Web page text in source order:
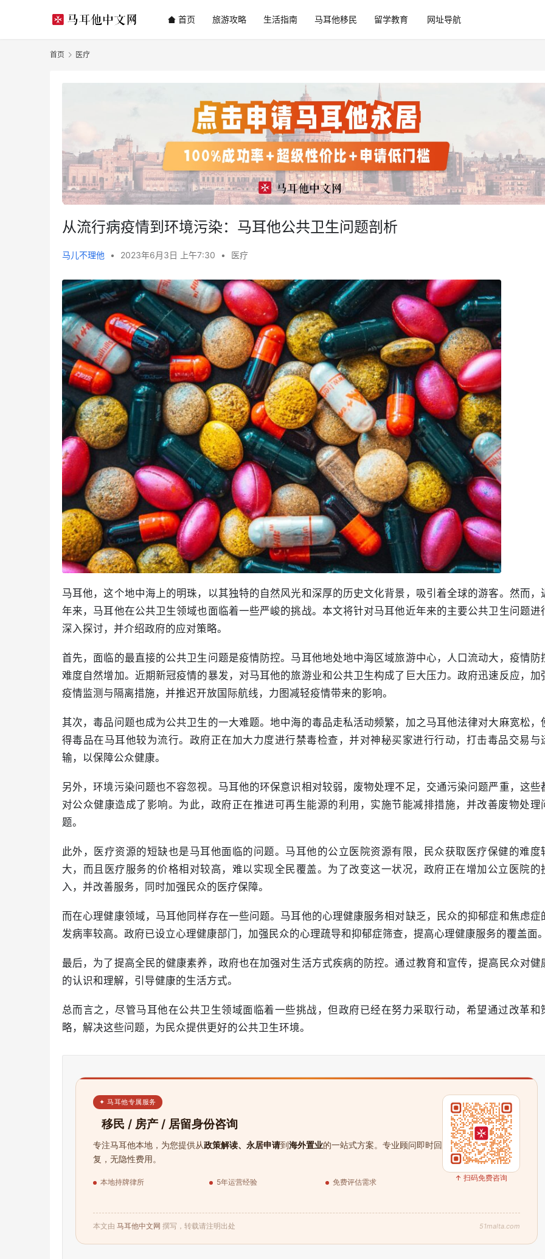
首页 旅游攻略 生活指南 马耳他移民 留学教育 网址导航
首页 医疗
从流行病疫情到环境污染：马耳他公共卫生问题剖析
马儿不理他 • 2023年6月3日 上午7:30 • 医疗
马耳他，这个地中海上的明珠，以其独特的自然风光和深厚的历史文化背景，吸引着全球的游客。然而，
年来，马耳他在公共卫生领域也面临着一些严峻的挑战。本文将针对马耳他近年来的主要公共卫生问题进
深入探讨，并介绍政府的应对策略。
首先，面临的最直接的公共卫生问题是疫情防控。马耳他地处地中海区域旅游中心，人口流动大，疫情防
难度自然增加。近期新冠疫情的暴发，对马耳他的旅游业和公共卫生构成了巨大压力。政府迅速反应，加
疫情监测与隔离措施，并推迟开放国际航线，力图减轻疫情带来的影响。
其次，毒品问题也成为公共卫生的一大难题。地中海的毒品走私活动频繁，加之马耳他法律对大麻宽松，
得毒品在马耳他较为流行。政府正在加大力度进行禁毒检查，并对神秘买家进行行动，打击毒品交易与
输，以保障公众健康。
另外，环境污染问题也不容忽视。马耳他的环保意识相对较弱，废物处理不足，交通污染问题严重，这些
对公众健康造成了影响。为此，政府正在推进可再生能源的利用，实施节能减排措施，并改善废物处理
题。
此外，医疗资源的短缺也是马耳他面临的问题。马耳他的公立医院资源有限，民众获取医疗保健的难度
大，而且医疗服务的价格相对较高，难以实现全民覆盖。为了改变这一状况，政府正在增加公立医院的
入，并改善服务，同时加强民众的医疗保障。
而在心理健康领域，马耳他同样存在一些问题。马耳他的心理健康服务相对缺乏，民众的抑郁症和焦虑症
发病率较高。政府已设立心理健康部门，加强民众的心理疏导和抑郁症筛查，提高心理健康服务的覆盖面
最后，为了提高全民的健康素养，政府也在加强对生活方式疾病的防控。通过教育和宣传，提高民众对健
的认识和理解，引导健康的生活方式。
总而言之，尽管马耳他在公共卫生领域面临着一些挑战，但政府已经在努力采取行动，希望通过改革和
略，解决这些问题，为民众提供更好的公共卫生环境。
✦ 马耳他专属服务
移民 / 房产 / 居留身份咨询
专注马耳他本地，为您提供从政策解读、永居申请到海外置业的一站式方案。专业顾问即时回
复，无隐性费用。
本地持牌律所 5年运营经验 免费评估需求 ↑ 扫码免费咨询
本文由 马耳他中文网 撰写，转载请注明出处 51malta.com